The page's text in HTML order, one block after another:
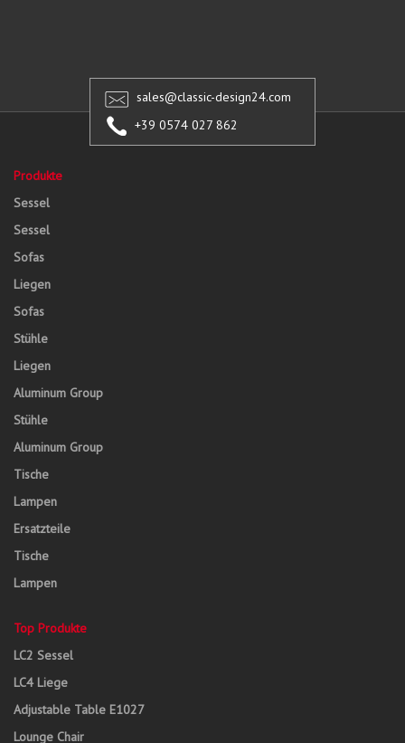
sales@classic-design24.com
+39 0574 027 862
Produkte
Sessel
Sessel
Sofas
Liegen
Sofas
Stühle
Liegen
Aluminum Group
Stühle
Aluminum Group
Tische
Lampen
Ersatzteile
Tische
Lampen
Top Produkte
LC2 Sessel
LC4 Liege
Adjustable Table E1027
Lounge Chair